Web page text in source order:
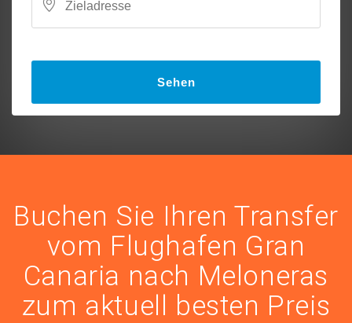
Sehen
Buchen Sie Ihren Transfer
vom Flughafen Gran
Canaria nach Meloneras
zum aktuell besten Preis